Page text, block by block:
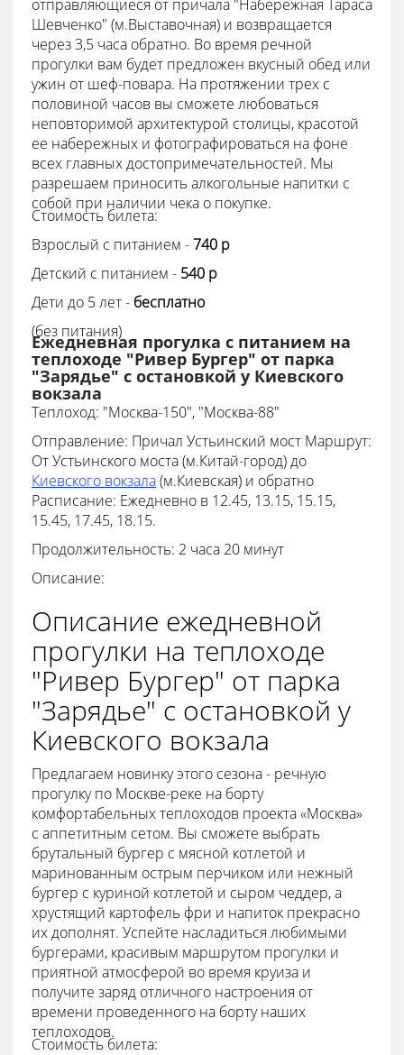
отправляющиеся от причала "Набережная Тараса
Шевченко" (м.Выставочная) и возвращается
через 3,5 часа обратно. Во время речной
прогулки вам будет предложен вкусный обед или
ужин от шеф-повара. На протяжении трех с
половиной часов вы сможете любоваться
неповторимой архитектурой столицы, красотой
ее набережных и фотографироваться на фоне
всех главных достопримечательностей. Мы
разрешаем приносить алкогольные напитки с
собой при наличии чека о покупке.
Стоимость билета:
Взрослый с питанием -740 p
Детский с питанием - 540 p
Дети до 5 лет - бесплатно
(без питания)
Ежедневная прогулка с питанием на
теплоходе "Ривер Бургер" от парка
"Зарядье" с остановкой у Киевского
вокзала
Теплоход: "Москва-150", "Москва-88"
Отправление: Причал Устьинский мост Маршрут:
От Устьинского моста (м.Китай-город) до
Киевского вокзала(м.Киевская) и обратно
Расписание: Ежедневно в 12.45, 13.15, 15.15,
15.45, 17.45, 18.15.
Продолжительность: 2 часа 20 минут
Описание:
Описание ежедневной
прогулки на теплоходе
"Ривер Бургер" от парка
"Зарядье" с остановкой у
Киевского вокзала
Предлагаем новинку этого сезона - речную
прогулку по Москве-реке на борту
комфортабельных теплоходов проекта «Москва»
с аппетитным сетом. Вы сможете выбрать
брутальный бургер с мясной котлетой и
маринованным острым перчиком или нежный
бургер с куриной котлетой и сыром чеддер, а
хрустящий картофель фри и напиток прекрасно
их дополнят. Успейте насладиться любимыми
бургерами, красивым маршрутом прогулки и
приятной атмосферой во время круиза и
получите заряд отличного настроения от
времени проведенного на борту наших
теплоходов.
Стоимость билета: